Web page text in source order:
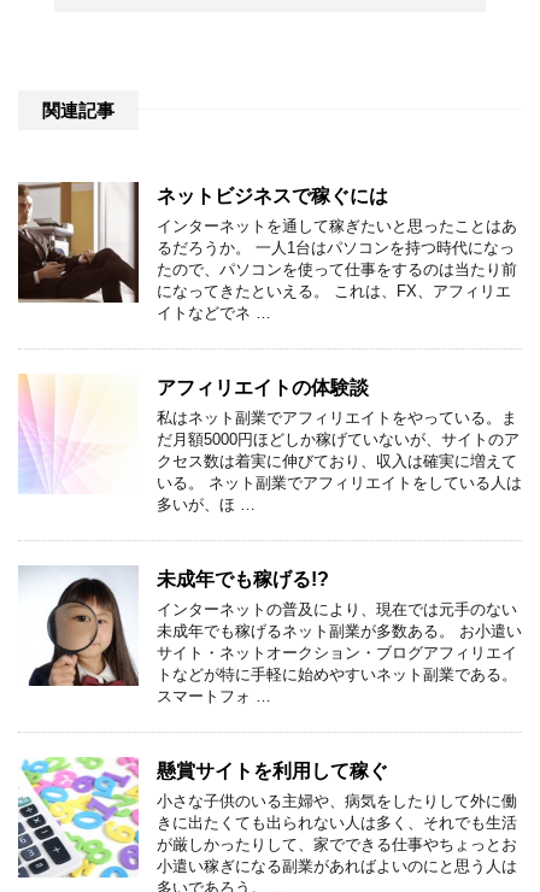
関連記事
ネットビジネスで稼ぐには
インターネットを通して稼ぎたいと思ったことはあ
るだろうか。 一人1台はパソコンを持つ時代になっ
たので、パソコンを使って仕事をするのは当たり前
になってきたといえる。 これは、FX、アフィリエ
イトなどでネ …
アフィリエイトの体験談
私はネット副業でアフィリエイトをやっている。ま
だ月額5000円ほどしか稼げていないが、サイトのア
クセス数は着実に伸びており、収入は確実に増えて
いる。 ネット副業でアフィリエイトをしている人は
多いが、ほ …
未成年でも稼げる!?
インターネットの普及により、現在では元手のない
未成年でも稼げるネット副業が多数ある。 お小遣い
サイト・ネットオークション・ブログアフィリエイ
トなどが特に手軽に始めやすいネット副業である。
スマートフォ …
懸賞サイトを利用して稼ぐ
小さな子供のいる主婦や、病気をしたりして外に働
きに出たくても出られない人は多く、それでも生活
が厳しかったりして、家でできる仕事やちょっとお
小遣い稼ぎになる副業があればよいのにと思う人は
多いであろう。 …